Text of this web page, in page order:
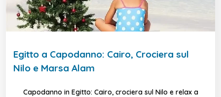
Egitto a Capodanno: Cairo, Crociera sul
Nilo e Marsa Alam
Capodanno in Egitto: Cairo, crociera sul Nilo e relax a